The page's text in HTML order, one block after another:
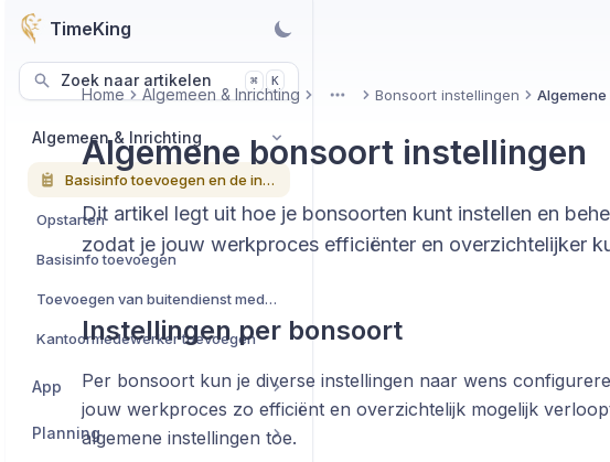
TimeKing
Zoek naar artikelen ⌘ K
Algemeen & Inrichting
Basisinfo toevoegen en de instellingen
Opstarten
Basisinfo toevoegen
Toevoegen van buitendienst medewerkers
Kantoormedewerker toevoegen
App
Planning
Home Algemeen & Inrichting More Bonsoort instellingen
Algemene bonsoort instellingen
Dit artikel legt uit hoe je bonsoorten kunt instellen en
zodat je jouw werkproces efficiënter en overzichtelijker
Instellingen per bonsoort
Per bonsoort kun je diverse instellingen naar wens
jouw werkproces zo efficiënt en overzichtelijk mogelijk
algemene instellingen toe.